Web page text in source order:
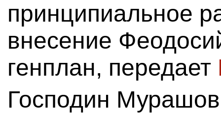
принципиальное
внесение
генплан, передает
Господин